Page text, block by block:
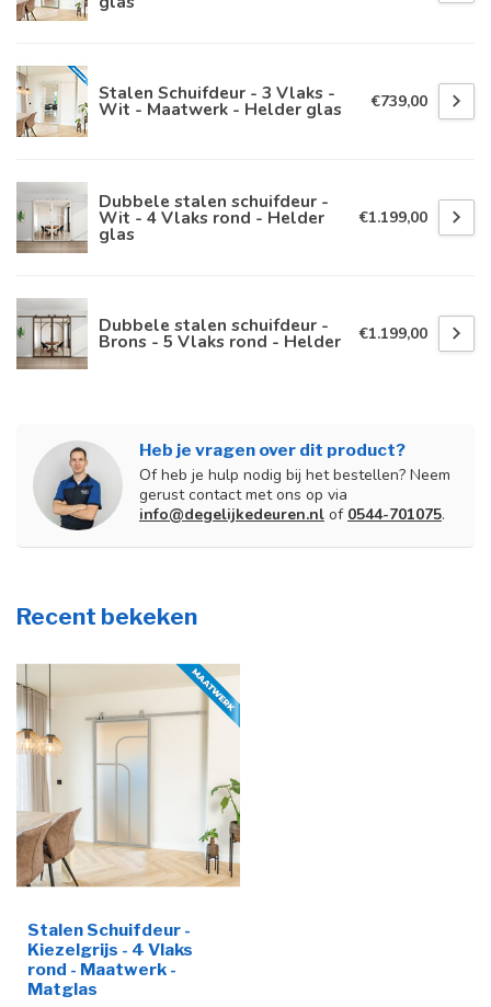
Stalen Schuifdeur - 3 Vlaks -
Wit - Maatwerk - Helder glas €739,00
Dubbele stalen schuifdeur -
Wit - 4 Vlaks rond - Helder
glas
€1.199,00
Dubbele stalen schuifdeur -
Brons - 5 Vlaks rond - Helder €1.199,00
Heb je vragen over dit product?
Of heb je hulp nodig bij het bestellen? Neem
gerust contact met ons op via
info@degelijkedeuren.nl of 0544-701075.
Recent bekeken
Stalen Schuifdeur -
Kiezelgrijs - 4 Vlaks
rond - Maatwerk -
Matglas